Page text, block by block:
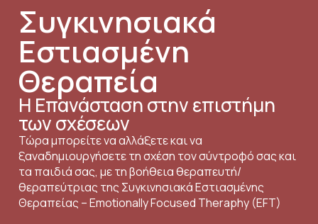
Συγκινησιακά
Εστιασμένη
Θεραπεία
Η Επανάσταση στην επιστήμη
των σχέσεων
Τώρα μπορείτε να αλλάξετε και να
ξαναδημιουργήσετε τη σχέση τον σύντροφό σας και
τα παιδιά σας, με τη βοήθεια θεραπευτή/
θεραπεύτριας της Συγκινησιακά Εστιασμένης
Θεραπείας – Emotionally Focused Theraphy (EFT)